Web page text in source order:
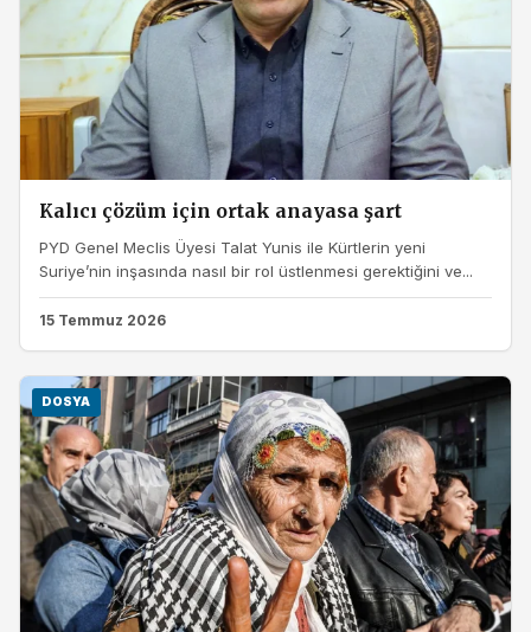
Kalıcı çözüm için ortak anayasa şart
PYD Genel Meclis Üyesi Talat Yunis ile Kürtlerin yeni
Suriye’nin inşasında nasıl bir rol üstlenmesi gerektiğini ve...
15 Temmuz 2026
DOSYA